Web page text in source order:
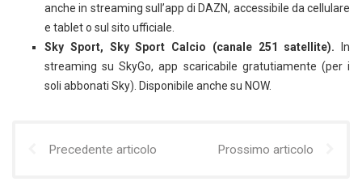
anche in streaming sull’app di DAZN, accessibile da cellulare
e tablet o sul sito ufficiale.
Sky Sport, Sky Sport Calcio (canale 251 satellite). In
streaming su SkyGo, app scaricabile gratutiamente (per i
soli abbonati Sky). Disponibile anche su NOW.
Precedente articolo Prossimo articolo